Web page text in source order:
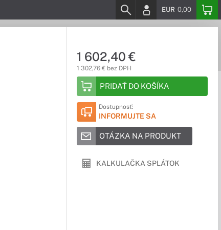
EUR 0,00
1 602,40 €
1 302,76 € bez DPH
PRIDAŤ DO KOŠÍKA
Dostupnosť:
INFORMUJTE SA
OTÁZKA NA PRODUKT
KALKULAČKA SPLÁTOK